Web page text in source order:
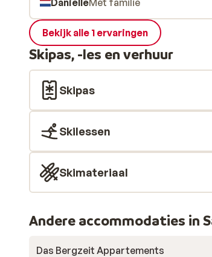
DanielleMet familie
Bekijk alle 1 ervaringen
Skipas, -les en verhuur
Skipas
Skilessen
Skimateriaal
Andere accommodaties in
Das Bergzeit Appartements